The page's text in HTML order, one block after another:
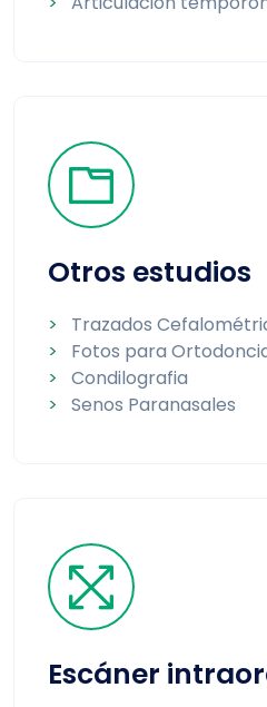
Otros estudios
>
Trazados
>
Fotos para
>
Condilografia
>
Senos Paranasales
Escáner